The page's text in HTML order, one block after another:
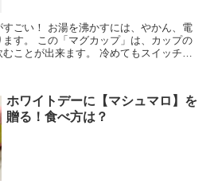
は、やかん、電
、カップの
ます。 冷めてもスイッチを
ホワイトデーに【マシュマロ】を
贈る！食べ方は？